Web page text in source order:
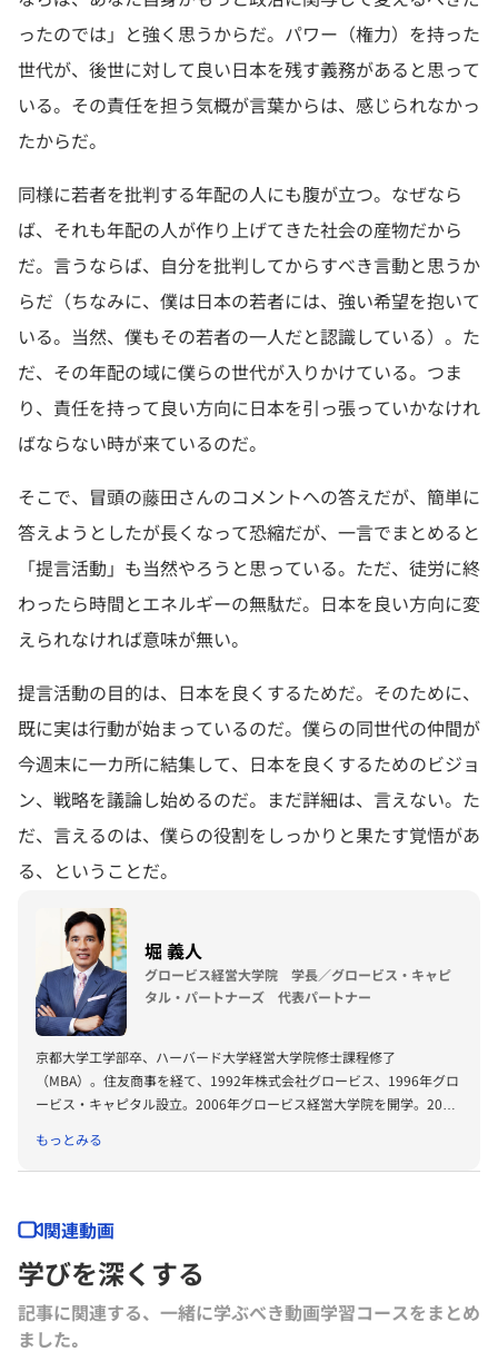
ったのでは」と強く思うからだ。パワー（権力）を持った
世代が、後世に対して良い日本を残す義務があると思って
いる。その責任を担う気概が言葉からは、感じられなかっ
たからだ。
同様に若者を批判する年配の人にも腹が立つ。なぜなら
ば、それも年配の人が作り上げてきた社会の産物だから
だ。言うならば、自分を批判してからすべき言動と思うか
らだ（ちなみに、僕は日本の若者には、強い希望を抱いて
いる。当然、僕もその若者の一人だと認識している）。た
だ、その年配の域に僕らの世代が入りかけている。つま
り、責任を持って良い方向に日本を引っ張っていかなけれ
ばならない時が来ているのだ。
そこで、冒頭の藤田さんのコメントへの答えだが、簡単に
答えようとしたが長くなって恐縮だが、一言でまとめると
「提言活動」も当然やろうと思っている。ただ、徒労に終
わったら時間とエネルギーの無駄だ。日本を良い方向に変
えられなければ意味が無い。
提言活動の目的は、日本を良くするためだ。そのために、
既に実は行動が始まっているのだ。僕らの同世代の仲間が
今週末に一カ所に結集して、日本を良くするためのビジョ
ン、戦略を議論し始めるのだ。まだ詳細は、言えない。た
だ、言えるのは、僕らの役割をしっかりと果たす覚悟があ
る、ということだ。
堀 義人
グロービス経営大学院 学長／グロービス・キャピ
タル・パートナーズ 代表パートナー
京都大学工学部卒、ハーバード大学経営大学院修士課程修了
（MBA）。住友商事を経て、1992年株式会社グロービス、1996年グロ
ービス・キャピタル設立。2006年グロービス経営大学院を開学。2008
を立ち上げる。2016年に茨城ロボッツ、2019年に茨城放送オーナー就
任。2022年にLuckyFesを立ち上げ、現在総合プロデューサーを務め
社 社外取締役。
もっとみる
関連動画
学びを深くする
記事に関連する、一緒に学ぶべき動画学習コースをまとめ
ました｡